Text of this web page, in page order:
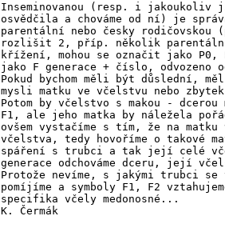
Inseminovanou (resp. i jakoukoliv
osvědčila a chováme od ní) je
parentální nebo česky rodičovskou
rozlišit 2, příp. několik
křížení, mohou se označit jako
jako F generace + číslo,
Pokud bychom měli být důslední,
mysli matku ve včelstvu nebo
Potom by včelstvo s makou - dcerou
F1, ale jeho matka by náležela
ovšem vystačíme s tím, že na
včelstva, tedy hovoříme o takové
spáření s trubci a tak její celé
generace odchováme dceru, její
Protože nevíme, s jakými trubci
pomíjíme a symboly F1, F2
specifika včely medonosné...
K. Čermák